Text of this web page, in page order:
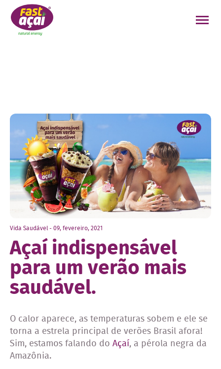
Vida Saudável - 09, fevereiro, 2021
Açaí indispensável
para um verão mais
saudável.
O calor aparece, as temperaturas sobem e ele se
torna a estrela principal de verões Brasil afora!
Sim, estamos falando do Açaí, a pérola negra da
Amazônia.